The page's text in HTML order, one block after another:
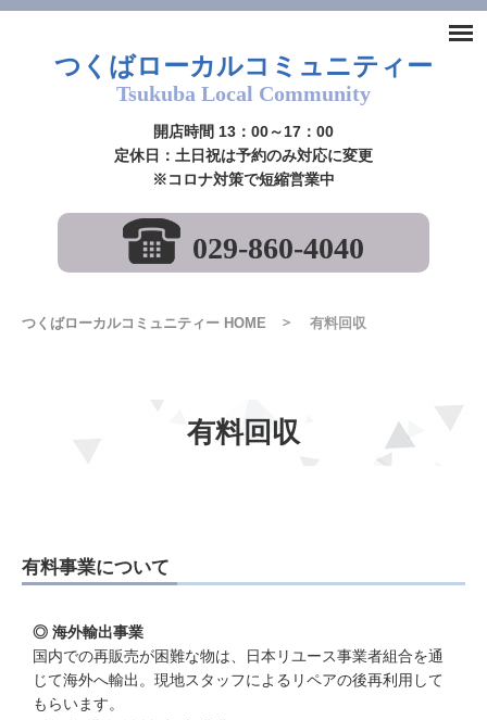
つくばローカルコミュニティー
Tsukuba Local Community
開店時間 13：00～17：00
定休日：土日祝は予約のみ対応に変更
※コロナ対策で短縮営業中
029-860-4040
つくばローカルコミュニティー HOME 有料回収
有料回収
有料事業について
◎ 海外輸出事業
国内での再販売が困難な物は、日本リユース事業者組合を通
じて海外へ輸出。現地スタッフによるリペアの後再利用して
もらいます。